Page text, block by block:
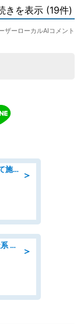
＞
工事・土木施工管理/総合技術商社にて施工管理のお仕事/即日勤務可/車通勤可/工事・土木施工管理/生産・品質管理
＞
製造スタッフ/ライン作業/工場・製造系 エンジン部品の機械加工/未経験可/昼食代無料